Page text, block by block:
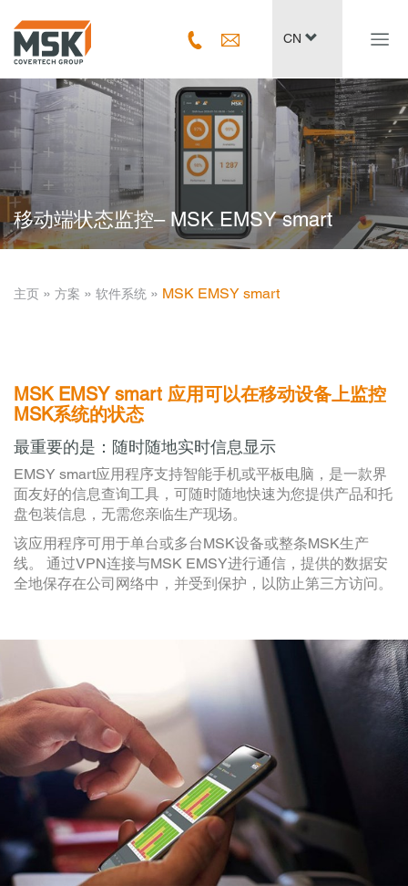
CN
移动端状态监控– MSK EMSY smart
主页 ­ » ­ 方案 ­ » ­ 软件系统 ­ » ­ MSK EMSY smart
MSK EMSY smart 应用可以在移动设备上监控
MSK系统的状态
最重要的是：随时随地实时信息显示
EMSY smart应用程序支持智能手机或平板电脑，是一款界
面友好的信息查询工具，可随时随地快速为您提供产品和托
盘包装信息，无需您亲临生产现场。
该应用程序可用于单台或多台MSK设备或整条MSK生产
线。 通过VPN连接与MSK EMSY进行通信，提供的数据安
全地保存在公司网络中，并受到保护，以防止第三方访问。